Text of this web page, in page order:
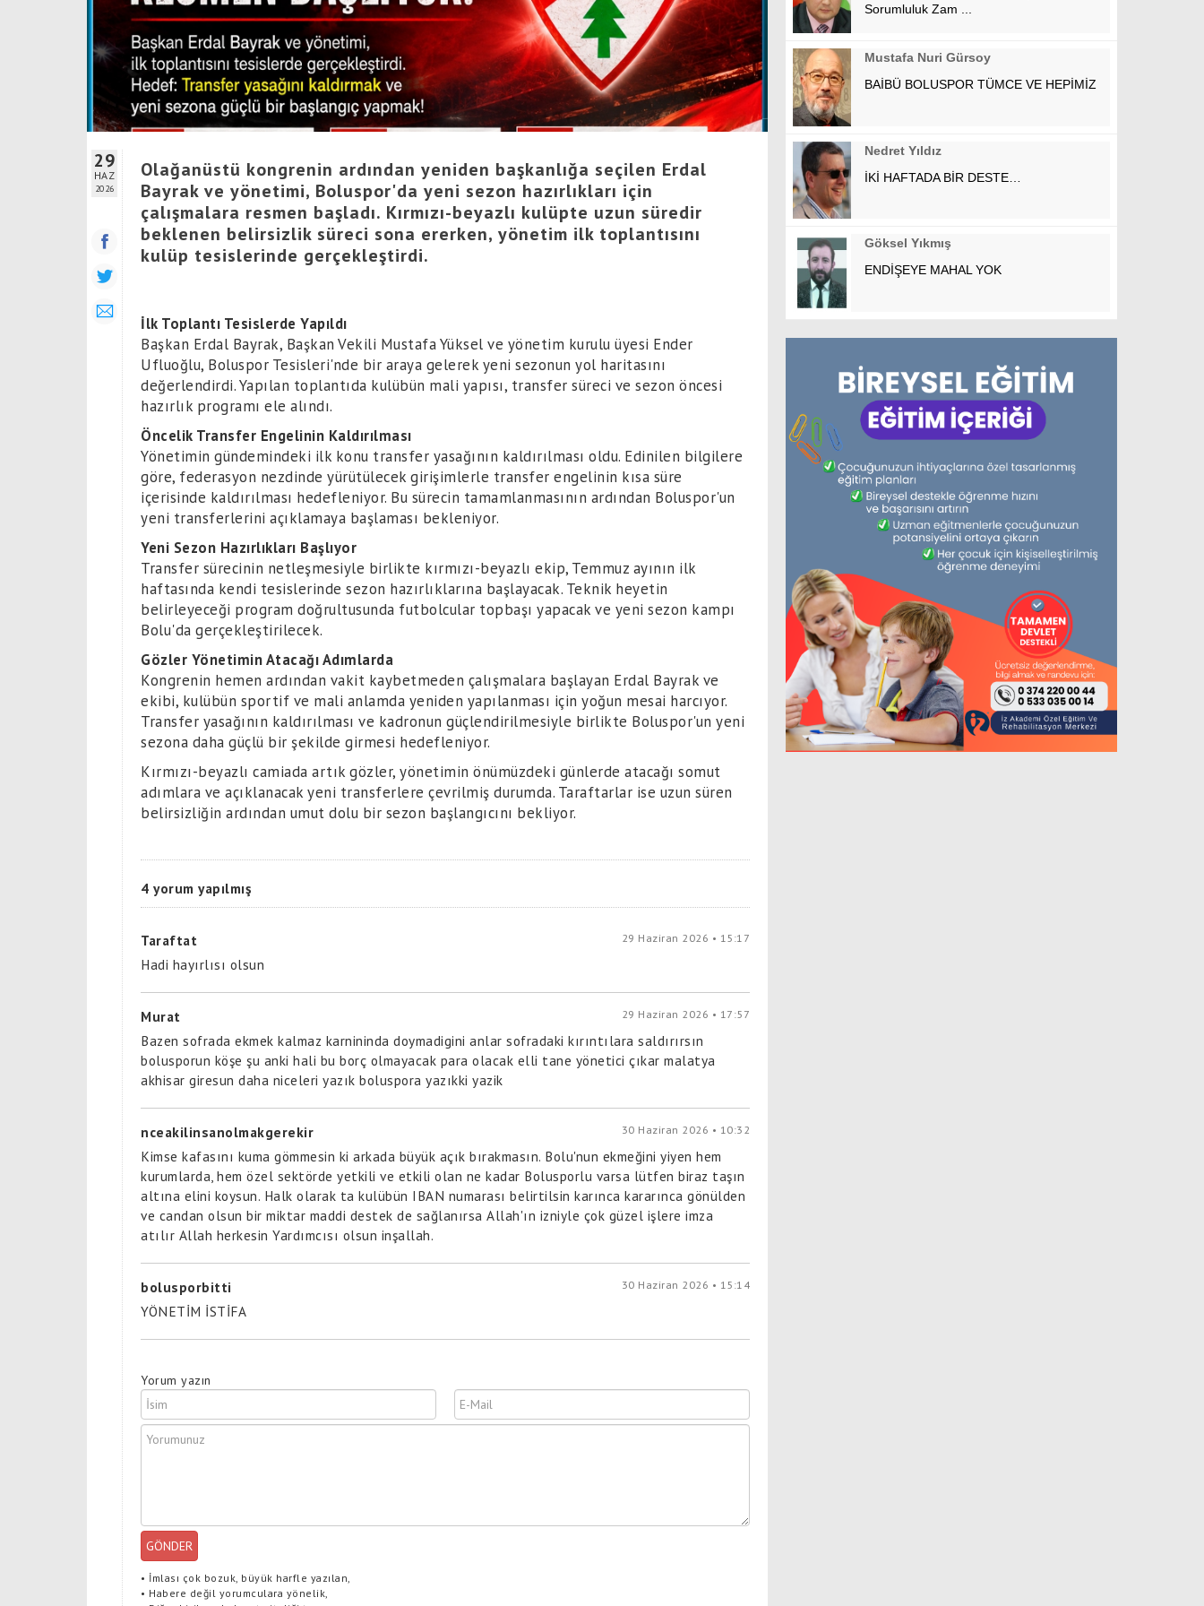
29
HAZ
2026
Olağanüstü kongrenin ardından yeniden başkanlığa seçilen Erdal
Bayrak ve yönetimi, Boluspor'da yeni sezon hazırlıkları için
çalışmalara resmen başladı. Kırmızı-beyazlı kulüpte uzun süredir
beklenen belirsizlik süreci sona ererken, yönetim ilk toplantısını
kulüp tesislerinde gerçekleştirdi.
İlk Toplantı Tesislerde Yapıldı
Başkan Erdal Bayrak, Başkan Vekili Mustafa Yüksel ve yönetim kurulu üyesi Ender
Ufluoğlu, Boluspor Tesisleri'nde bir araya gelerek yeni sezonun yol haritasını
değerlendirdi. Yapılan toplantıda kulübün mali yapısı, transfer süreci ve sezon öncesi
hazırlık programı ele alındı.
Öncelik Transfer Engelinin Kaldırılması
Yönetimin gündemindeki ilk konu transfer yasağının kaldırılması oldu. Edinilen bilgilere
göre, federasyon nezdinde yürütülecek girişimlerle transfer engelinin kısa süre
içerisinde kaldırılması hedefleniyor. Bu sürecin tamamlanmasının ardından Boluspor'un
yeni transferlerini açıklamaya başlaması bekleniyor.
Yeni Sezon Hazırlıkları Başlıyor
Transfer sürecinin netleşmesiyle birlikte kırmızı-beyazlı ekip, Temmuz ayının ilk
haftasında kendi tesislerinde sezon hazırlıklarına başlayacak. Teknik heyetin
belirleyeceği program doğrultusunda futbolcular topbaşı yapacak ve yeni sezon kampı
Bolu'da gerçekleştirilecek.
Gözler Yönetimin Atacağı Adımlarda
Kongrenin hemen ardından vakit kaybetmeden çalışmalara başlayan Erdal Bayrak ve
ekibi, kulübün sportif ve mali anlamda yeniden yapılanması için yoğun mesai harcıyor.
Transfer yasağının kaldırılması ve kadronun güçlendirilmesiyle birlikte Boluspor'un yeni
sezona daha güçlü bir şekilde girmesi hedefleniyor.
Kırmızı-beyazlı camiada artık gözler, yönetimin önümüzdeki günlerde atacağı somut
adımlara ve açıklanacak yeni transferlere çevrilmiş durumda. Taraftarlar ise uzun süren
belirsizliğin ardından umut dolu bir sezon başlangıcını bekliyor.
4 yorum yapılmış
Taraftat 29 Haziran 2026 • 15:17
Hadi hayırlısı olsun
Murat 29 Haziran 2026 • 17:57
Bazen sofrada ekmek kalmaz karnininda doymadigini anlar sofradaki kırıntılara saldırırsın
bolusporun köşe şu anki hali bu borç olmayacak para olacak elli tane yönetici çıkar malatya
akhisar giresun daha niceleri yazık boluspora yazıkki yazik
nceakilinsanolmakgerekir 30 Haziran 2026 • 10:32
Kimse kafasını kuma gömmesin ki arkada büyük açık bırakmasın. Bolu'nun ekmeğini yiyen hem
kurumlarda, hem özel sektörde yetkili ve etkili olan ne kadar Bolusporlu varsa lütfen biraz taşın
altına elini koysun. Halk olarak ta kulübün IBAN numarası belirtilsin karınca kararınca gönülden
ve candan olsun bir miktar maddi destek de sağlanırsa Allah'ın izniyle çok güzel işlere imza
atılır Allah herkesin Yardımcısı olsun inşallah.
bolusporbitti 30 Haziran 2026 • 15:14
YÖNETİM İSTİFA
Yorum yazın
GÖNDER
• İmlası çok bozuk, büyük harfle yazılan,
• Habere değil yorumculara yönelik,
Sorumluluk Zam ...
Mustafa Nuri Gürsoy
BAİBÜ BOLUSPOR TÜMCE VE HEPİMİZ
Nedret Yıldız
İKİ HAFTADA BİR DESTE…
Göksel Yıkmış
ENDİŞEYE MAHAL YOK